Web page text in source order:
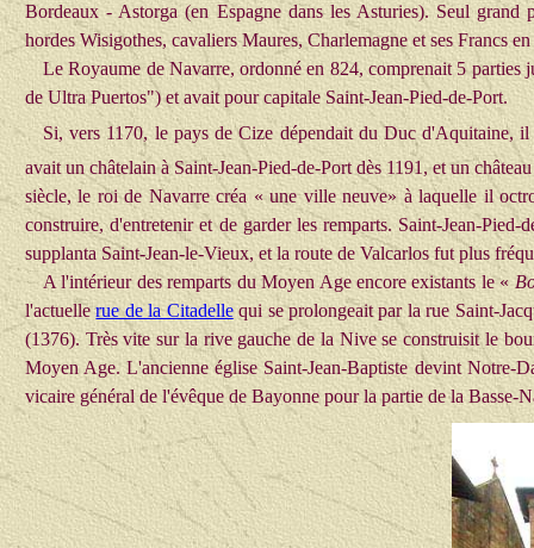
Bordeaux - Astorga (en Espagne dans les Asturies). Seul grand
hordes Wisigothes, cavaliers Maures, Charlemagne et ses Francs
Le Royaume de Navarre, ordonné en 824, comprenait 5
de Ultra Puertos") et avait pour capitale Saint-Jean-Pied-de-Port.
Si, vers 1170, le pays de Cize dépendait du Duc d'Aquitaine,
avait un châtelain à Saint-Jean-Pied-de-Port dès 1191, et un
siècle, le roi de Navarre créa « une ville neuve» à laquelle il
construire, d'entretenir et de garder les remparts. Saint-Jean-
supplanta Saint-Jean-le-Vieux, et la route de Valcarlos fut plus
A l'intérieur des remparts du Moyen Age encore existants le «
l'actuellerue de la Citadellequi se prolongeait par la rue Saint-
(1376). Très vite sur la rive gauche de la Nive se construisit le
Moyen Age. L'ancienne église Saint-Jean-Baptiste devint
vicaire général de l'évêque de Bayonne pour la partie de la Basse-